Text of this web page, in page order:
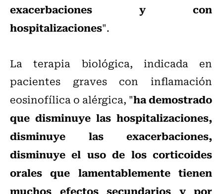
exacerbaciones y con
hospitalizaciones".
La terapia biológica, indicada en
pacientes graves con inflamación
eosinofílica o alérgica, "ha demostrado
que disminuye las hospitalizaciones,
disminuye las exacerbaciones,
disminuye el uso de los corticoides
orales que lamentablemente tienen
muchos efectos secundarios y por